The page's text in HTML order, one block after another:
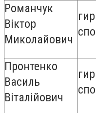
Романчук
Віктор
Миколайович
Пронтенко
Василь
Віталійович